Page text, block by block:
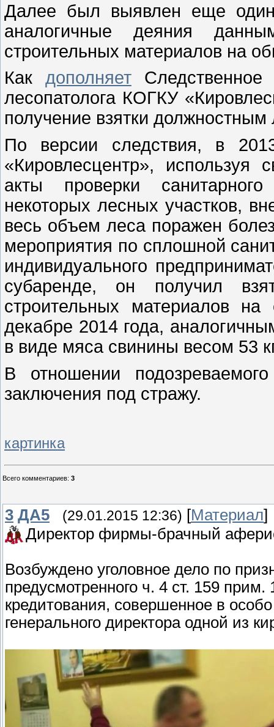
Далее был выявлен еще один
аналогичные деяния
строительных материалов на
Как дополняетСледственное
лесопатолога КОГКУ
получение взятки
По версии следствия, в
«Кировлесцентр», используя
акты проверки
некоторых лесных участков,
весь объем леса поражен
мероприятия по сплошной
индивидуального
субаренде, он получил
строительных материалов
декабре 2014 года,
в виде мяса свинины весом 53
В отношении
заключения под стражу.
картинка
Всего комментариев: 3
3 ДА5 (29.01.2015 12:36) [Материал]
Директор фирмы-брачный
Возбуждено уголовное дело по
предусмотренного ч. 4 ст. 159
кредитования, совершенное в
генерального директора одной из